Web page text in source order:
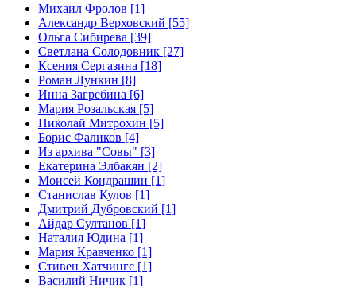
Михаил Фролов [1]
Александр Верховский [55]
Ольга Сибирева [39]
Светлана Солодовник [27]
Ксения Сергазина [18]
Роман Лункин [8]
Инна Загребина [6]
Мария Розальская [5]
Николай Митрохин [5]
Борис Фаликов [4]
Из архива "Совы" [3]
Екатерина Элбакян [2]
Моисей Кондрашин [1]
Станислав Кулов [1]
Дмитрий Дубровский [1]
Айдар Султанов [1]
Наталия Юдина [1]
Мария Кравченко [1]
Стивен Хатчингс [1]
Василий Ничик [1]